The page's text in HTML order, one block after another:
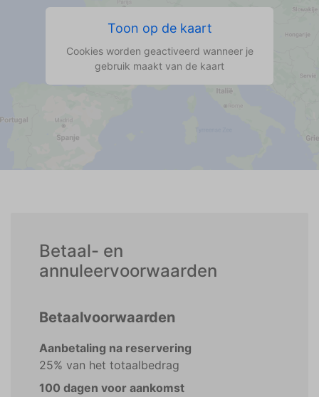
Toon op de kaart
Cookies worden geactiveerd wanneer je
gebruik maakt van de kaart
Betaal- en
annuleervoorwaarden
Betaalvoorwaarden
Aanbetaling na reservering
25% van het totaalbedrag
100 dagen voor aankomst